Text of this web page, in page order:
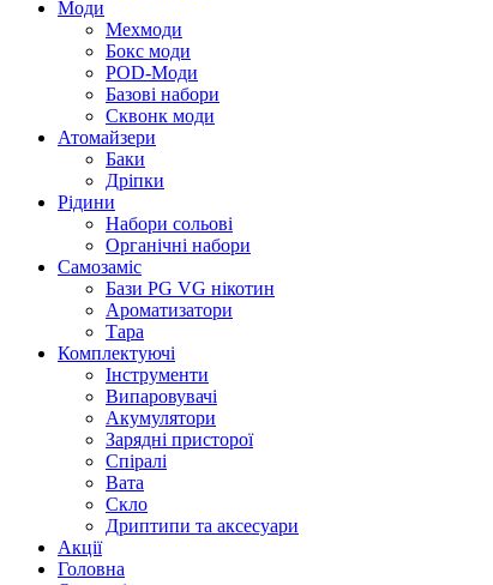
Моди
Мехмоди
Бокс моди
POD-Моди
Базові набори
Сквонк моди
Атомайзери
Баки
Дріпки
Рідини
Набори сольові
Органічні набори
Самозаміс
Бази PG VG нікотин
Ароматизатори
Тара
Комплектуючі
Інструменти
Випаровувачі
Акумулятори
Зарядні присторої
Спіралі
Вата
Скло
Дриптипи та аксесуари
Акції
Головна